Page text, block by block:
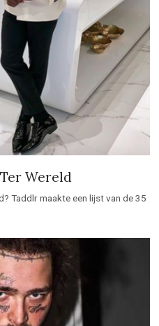
Wereld
Taddlr maakte een lijst van de 35